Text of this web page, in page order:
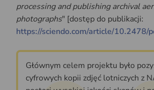
processing and publishing archival
photographs" [dostęp do publikacji:
https://sciendo.com/article/10.2478/
Głównym celem projektu było
cyfrowych kopii zdjęć lotniczych z